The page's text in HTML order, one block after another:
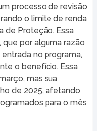
processo de revisão
o limite de renda
de Proteção. Essa
que por alguma razão
no programa,
o benefício. Essa
mas sua
de 2025, afetando
para o mês